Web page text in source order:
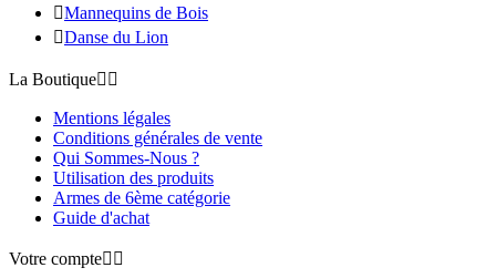
Mannequins de Bois
Danse du Lion
La Boutique 
Mentions légales
Conditions générales de vente
Qui Sommes-Nous ?
Utilisation des produits
Armes de 6ème catégorie
Guide d'achat
Votre compte 